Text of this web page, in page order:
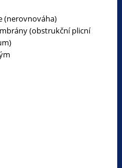
(nerovnováha)
(obstrukční plicní